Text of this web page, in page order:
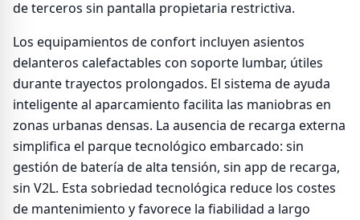
de terceros sin pantalla propietaria restrictiva.
Los equipamientos de confort incluyen asientos
delanteros calefactables con soporte lumbar, útiles
durante trayectos prolongados. El sistema de ayuda
inteligente al aparcamiento facilita las maniobras en
zonas urbanas densas. La ausencia de recarga externa
simplifica el parque tecnológico embarcado: sin
gestión de batería de alta tensión, sin app de recarga,
sin V2L. Esta sobriedad tecnológica reduce los costes
de mantenimiento y favorece la fiabilidad a largo